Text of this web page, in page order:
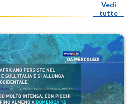
Vedi
tutte